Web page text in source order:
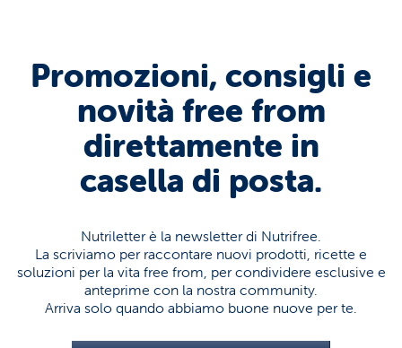
Promozioni, consigli e
novità free from
direttamente in
casella di posta.
Nutriletter è la newsletter di Nutrifree.
La scriviamo per raccontare nuovi prodotti, ricette e
soluzioni per la vita free from, per condividere esclusive e
anteprime con la nostra community.
Arriva solo quando abbiamo buone nuove per te.